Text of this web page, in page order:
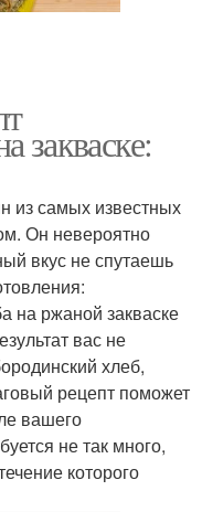
закваске:
из самых известных
Он невероятно
вкус не спутаешь
на ржаной закваске
вас не
хлеб,
рецепт поможет
вашего
не так много,
которого